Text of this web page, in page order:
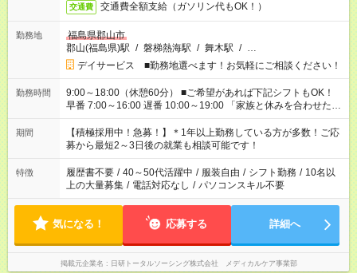
交通費 交通費全額支給（ガソリン代もOK！）
勤務地
福島県郡山市
郡山(福島県)駅 / 磐梯熱海駅 / 舞木駅 / …
デイサービス ■勤務地選べます！お気軽にご相談ください！
勤務時間
9:00～18:00（休憩60分） ■ご希望があれば下記シフトもOK！
早番 7:00～16:00 遅番 10:00～19:00 「家族と休みを合わせた
い」 「余裕を持って夕飯の準備がしたい」 「できれば残業はし
たくない」 など、ご希望を教えてくださいね。 ※Wワーク希望
の方へ 今ご覧のお仕事で希望する勤務時間と、もう1つのお仕事
の勤務時間。 合計で週40時間を超える場合は応募できません。
期間
【積極採用中！急募！】＊1年以上勤務している方が多数！ご応
募から最短2～3日後の就業も相談可能です！
特徴 履歴書不要 / 40～50代活躍中 / 服装自由 / シフト勤務 / 10名以
上の大量募集 / 電話対応なし / パソコンスキル不要
気になる！ 応募する 詳細へ
掲載元企業名 日研トータルソーシング株式会社 メディカルケア事業部